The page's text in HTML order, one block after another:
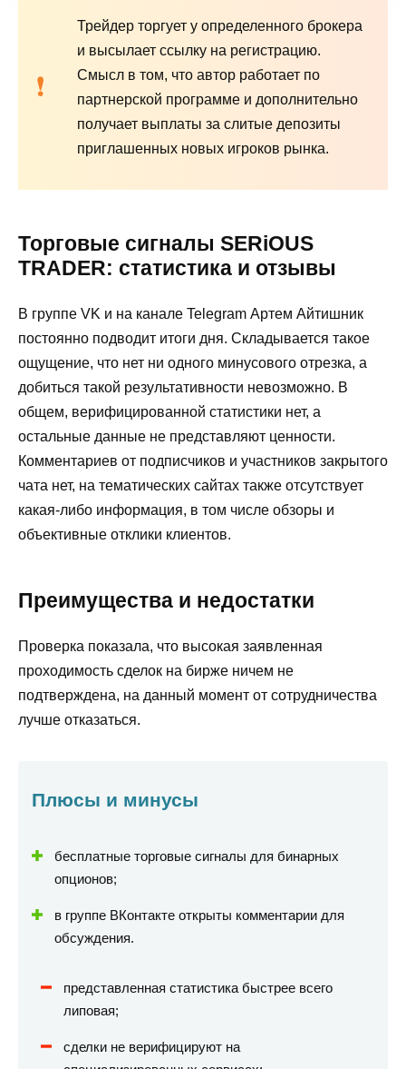
Трейдер торгует у определенного брокера
и высылает ссылку на регистрацию.
Смысл в том, что автор работает по
партнерской программе и дополнительно
получает выплаты за слитые депозиты
приглашенных новых игроков рынка.
Торговые сигналы SERiOUS
TRADER: статистика и отзывы
В группе VK и на канале Telegram Артем Айтишник
постоянно подводит итоги дня. Складывается такое
ощущение, что нет ни одного минусового отрезка, а
добиться такой результативности невозможно. В
общем, верифицированной статистики нет, а
остальные данные не представляют ценности.
Комментариев от подписчиков и участников закрытого
чата нет, на тематических сайтах также отсутствует
какая-либо информация, в том числе обзоры и
объективные отклики клиентов.
Преимущества и недостатки
Проверка показала, что высокая заявленная
проходимость сделок на бирже ничем не
подтверждена, на данный момент от сотрудничества
лучше отказаться.
Плюсы и минусы
бесплатные торговые сигналы для бинарных
опционов;
в группе ВКонтакте открыты комментарии для
обсуждения.
представленная статистика быстрее всего
липовая;
сделки не верифицируют на